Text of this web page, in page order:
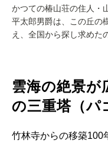
かつての椿山荘の住人・
平太郎男爵は、この丘の
え、全国から探し求めた
雲海の絶景が
の三重塔（パ
竹林寺からの移築100